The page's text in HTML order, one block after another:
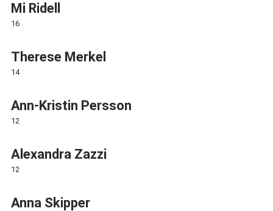
Mi Ridell
16
Therese Merkel
14
Ann-Kristin Persson
12
Alexandra Zazzi
12
Anna Skipper